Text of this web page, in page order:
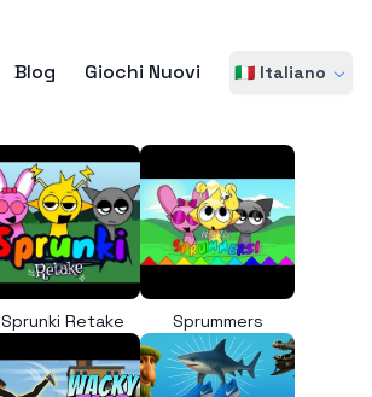
Blog Giochi Nuovi 🇮🇹 Italiano
Sprunki Retake Sprummers